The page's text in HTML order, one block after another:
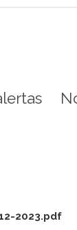
2023.pdf